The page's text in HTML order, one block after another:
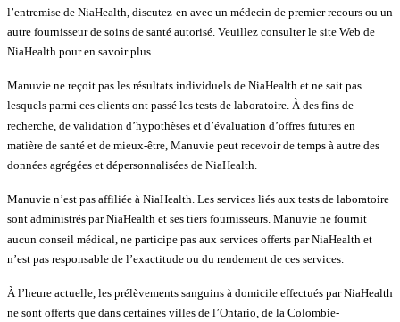
l’entremise de NiaHealth, discutez-en avec un médecin de premier recours ou un
autre fournisseur de soins de santé autorisé. Veuillez consulter le site Web de
NiaHealth pour en savoir plus.
Manuvie ne reçoit pas les résultats individuels de NiaHealth et ne sait pas
lesquels parmi ces clients ont passé les tests de laboratoire. À des fins de
recherche, de validation d’hypothèses et d’évaluation d’offres futures en
matière de santé et de mieux-être, Manuvie peut recevoir de temps à autre des
données agrégées et dépersonnalisées de NiaHealth.
Manuvie n’est pas affiliée à NiaHealth. Les services liés aux tests de laboratoire
sont administrés par NiaHealth et ses tiers fournisseurs. Manuvie ne fournit
aucun conseil médical, ne participe pas aux services offerts par NiaHealth et
n’est pas responsable de l’exactitude ou du rendement de ces services.
À l’heure actuelle, les prélèvements sanguins à domicile effectués par NiaHealth
ne sont offerts que dans certaines villes de l’Ontario, de la Colombie-